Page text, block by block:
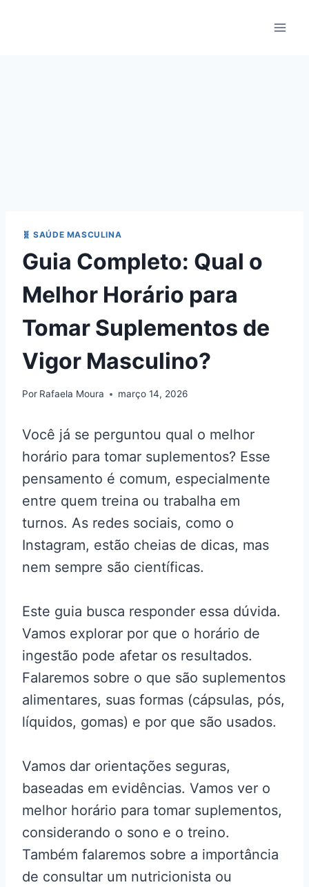
🧬 SAÚDE MASCULINA
Guia Completo: Qual o
Melhor Horário para
Tomar Suplementos de
Vigor Masculino?
Por Rafaela Moura março 14, 2026
Você já se perguntou qual o melhor
horário para tomar suplementos? Esse
pensamento é comum, especialmente
entre quem treina ou trabalha em
turnos. As redes sociais, como o
Instagram, estão cheias de dicas, mas
nem sempre são científicas.
Este guia busca responder essa dúvida.
Vamos explorar por que o horário de
ingestão pode afetar os resultados.
Falaremos sobre o que são suplementos
alimentares, suas formas (cápsulas, pós,
líquidos, gomas) e por que são usados.
Vamos dar orientações seguras,
baseadas em evidências. Vamos ver o
melhor horário para tomar suplementos,
considerando o sono e o treino.
Também falaremos sobre a importância
de consultar um nutricionista ou